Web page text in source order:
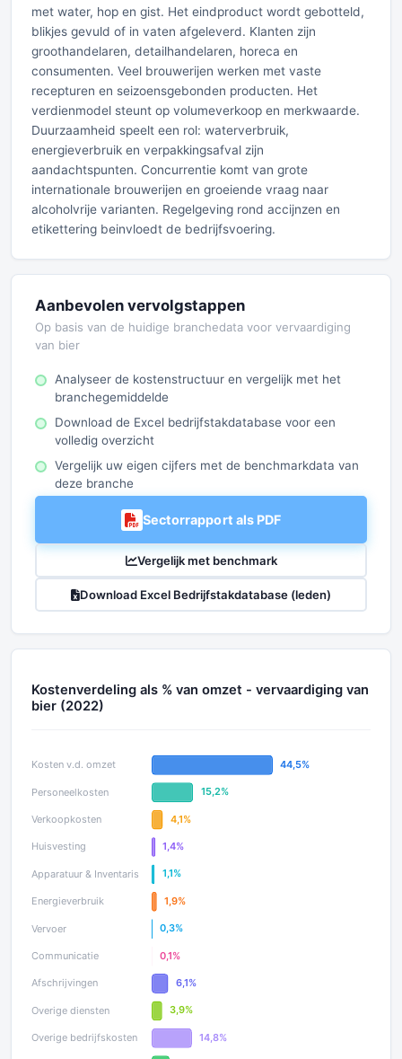
met water, hop en gist. Het eindproduct wordt gebotteld,
blikjes gevuld of in vaten afgeleverd. Klanten zijn
groothandelaren, detailhandelaren, horeca en
consumenten. Veel brouwerijen werken met vaste
recepturen en seizoensgebonden producten. Het
verdienmodel steunt op volumeverkoop en merkwaarde.
Duurzaamheid speelt een rol: waterverbruik,
energieverbruik en verpakkingsafval zijn
aandachtspunten. Concurrentie komt van grote
internationale brouwerijen en groeiende vraag naar
alcoholvrije varianten. Regelgeving rond accijnzen en
etikettering beinvloedt de bedrijfsvoering.
Aanbevolen vervolgstappen
Op basis van de huidige branchedata voor vervaardiging
van bier
Analyseer de kostenstructuur en vergelijk met het
branchegemiddelde
Download de Excel bedrijfstakdatabase voor een
volledig overzicht
Vergelijk uw eigen cijfers met de benchmarkdata van
deze branche
Sectorrapport als PDF
Vergelijk met benchmark
Download Excel Bedrijfstakdatabase (leden)
Kostenverdeling als % van omzet - vervaardiging van
bier (2022)